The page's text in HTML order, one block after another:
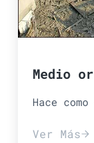
Medio
Hace
Ver Más